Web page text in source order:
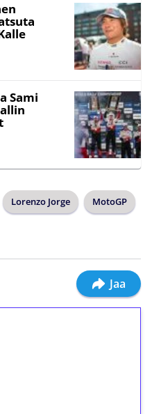
Sami
Lorenzo Jorge MotoGP
Jaa